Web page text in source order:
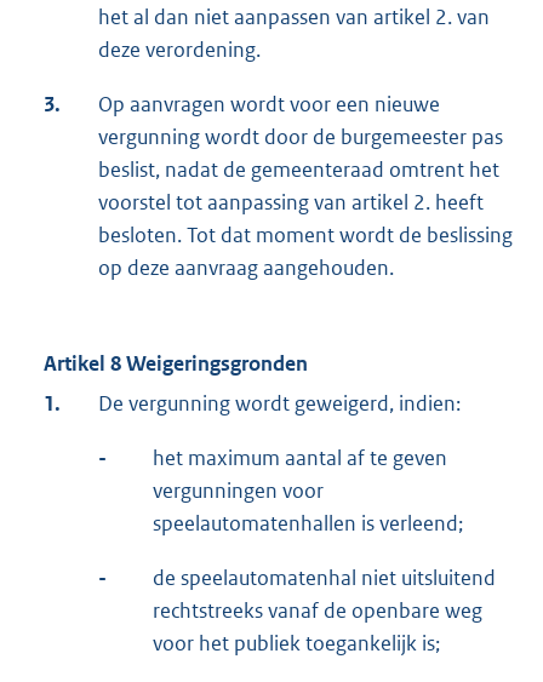
het al dan niet aanpassen van artikel 2. van
deze verordening.
3.
Op aanvragen wordt voor een nieuwe
vergunning wordt door de burgemeester pas
beslist, nadat de gemeenteraad omtrent het
voorstel tot aanpassing van artikel 2. heeft
besloten. Tot dat moment wordt de beslissing
op deze aanvraag aangehouden.
Artikel 8 Weigeringsgronden
1.
De vergunning wordt geweigerd, indien:
-
het maximum aantal af te geven
vergunningen voor
speelautomatenhallen is verleend;
-
de speelautomatenhal niet uitsluitend
rechtstreeks vanaf de openbare weg
voor het publiek toegankelijk is;